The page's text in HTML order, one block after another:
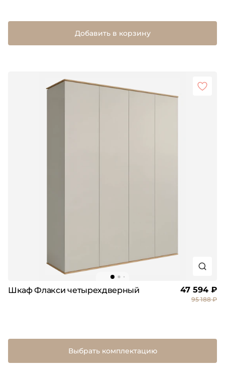
Добавить в корзину
Шкаф Флакси четырехдверный 47 594 ₽
95 188 ₽
Выбрать комплектацию